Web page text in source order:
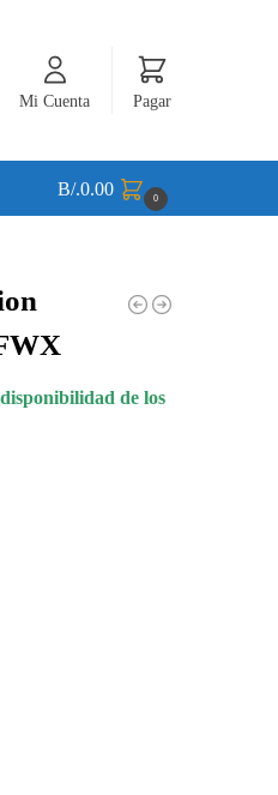
Mi Cuenta Pagar
B/.0.00 0
de los